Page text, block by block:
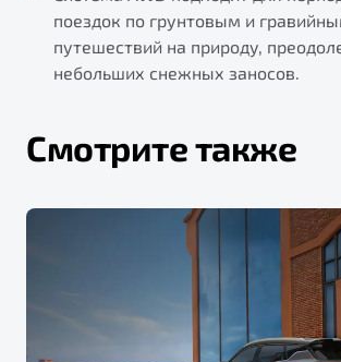
поездок по грунтовым и
путешествий на природу,
небольших снежных заносов.
Смотрите также